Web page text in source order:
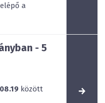
a
- 5
között